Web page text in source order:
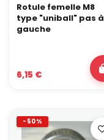
Rotule femelle M8
type "uniball" pas à
gauche
6,15 €
-50%